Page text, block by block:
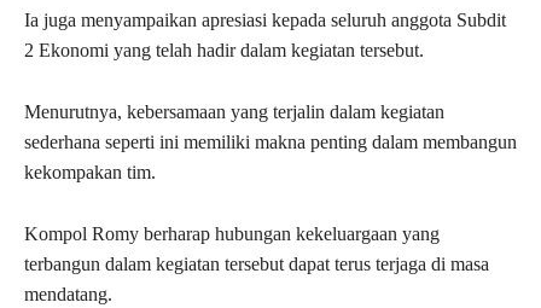
Ia juga menyampaikan apresiasi kepada seluruh anggota Subdit
2 Ekonomi yang telah hadir dalam kegiatan tersebut.
Menurutnya, kebersamaan yang terjalin dalam kegiatan
sederhana seperti ini memiliki makna penting dalam membangun
kekompakan tim.
Kompol Romy berharap hubungan kekeluargaan yang
terbangun dalam kegiatan tersebut dapat terus terjaga di masa
mendatang.